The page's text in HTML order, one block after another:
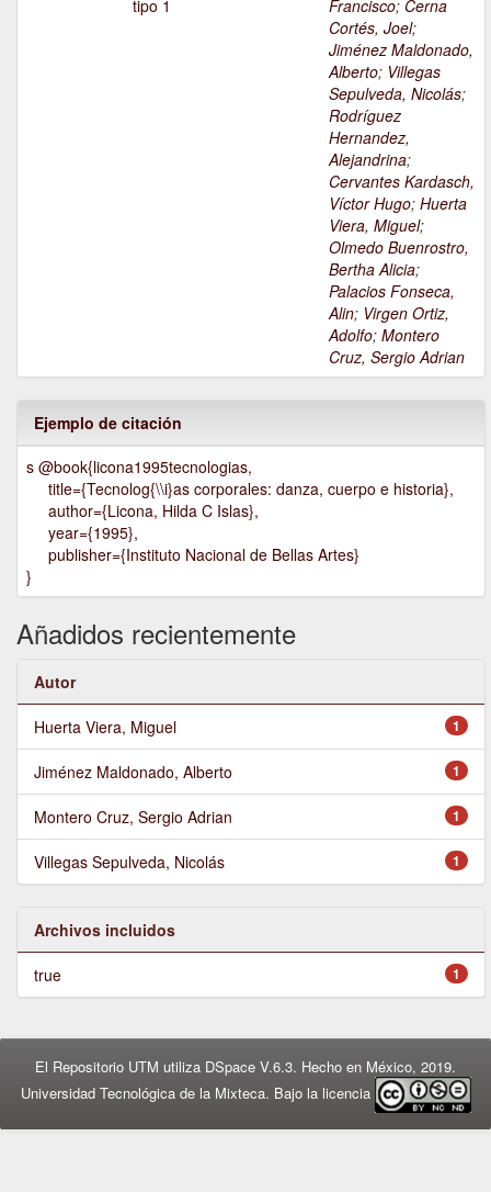
tipo 1
Francisco; Cerna
Cortés, Joel;
Jiménez Maldonado,
Alberto; Villegas
Sepulveda, Nicolás;
Rodríguez
Hernandez,
Alejandrina;
Cervantes Kardasch,
Víctor Hugo; Huerta
Viera, Miguel;
Olmedo Buenrostro,
Bertha Alicia;
Palacios Fonseca,
Alin; Virgen Ortiz,
Adolfo; Montero
Cruz, Sergio Adrian
Ejemplo de citación
s @book{licona1995tecnologias,
title={Tecnolog{\\i}as corporales: danza, cuerpo e historia},
author={Licona, Hilda C Islas},
year={1995},
publisher={Instituto Nacional de Bellas Artes}
}
Añadidos recientemente
Autor
1
Huerta Viera, Miguel
1
Jiménez Maldonado, Alberto
1
Montero Cruz, Sergio Adrian
1
Villegas Sepulveda, Nicolás
Archivos incluidos
1
true
El Repositorio UTM utiliza DSpace V.6.3. Hecho en México, 2019.
Universidad Tecnológica de la Mixteca. Bajo la licencia